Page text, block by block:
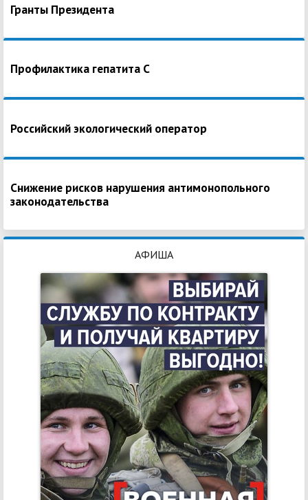
Гранты Президента
Профилактика гепатита С
Российский экологический оператор
Снижение рисков нарушения антимонопольного
законодательства
АФИША